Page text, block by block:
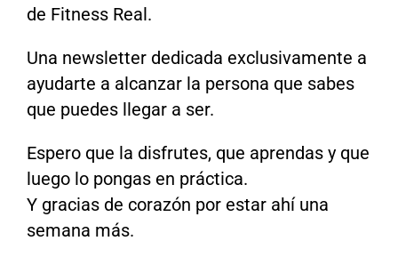
de Fitness Real.
Una newsletter dedicada exclusivamente a
ayudarte a alcanzar la persona que sabes
que puedes llegar a ser.
Espero que la disfrutes, que aprendas y que
luego lo pongas en práctica.
Y gracias de corazón por estar ahí una
semana más.